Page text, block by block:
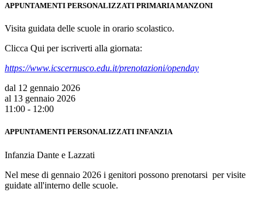
APPUNTAMENTI PERSONALIZZATI PRIMARIA MANZONI
Visita guidata delle scuole in orario scolastico.
Clicca Qui per iscriverti alla giornata:
https://www.icscernusco.edu.it/prenotazioni/openday
dal 12 gennaio 2026
al 13 gennaio 2026
11:00 - 12:00
APPUNTAMENTI PERSONALIZZATI INFANZIA
Infanzia Dante e Lazzati
Nel mese di gennaio 2026 i genitori possono prenotarsi per visite
guidate all'interno delle scuole.